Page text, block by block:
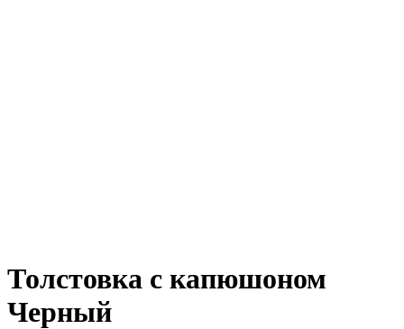
Толстовка с капюшоном
Черный